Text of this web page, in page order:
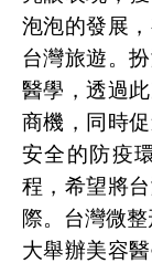
泡泡的發展
台灣旅遊。
醫學，透過
商機，同時
安全的防疫
程，希望將
際。台灣微
大舉辦美容